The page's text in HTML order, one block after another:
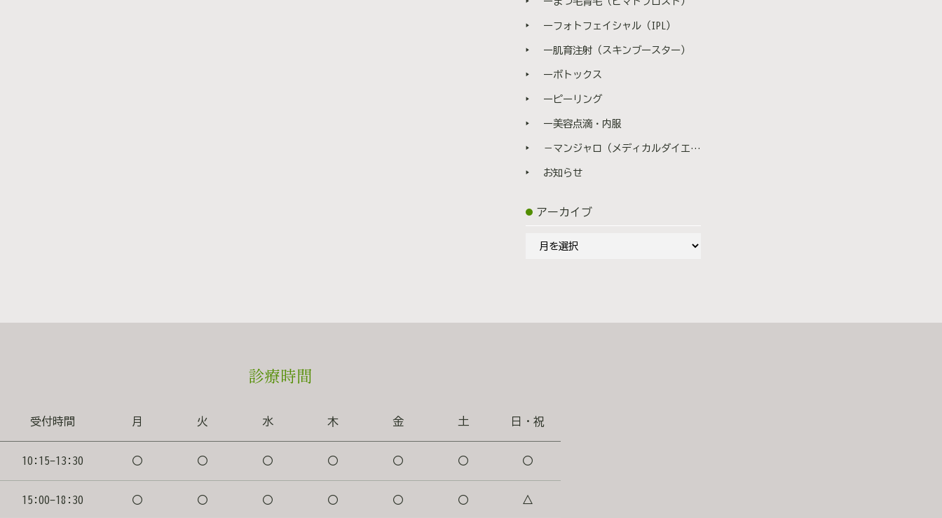
ーフォトフェイシャル（IPL）
ー肌育注射（スキンブースター）
ーボトックス
ーピーリング
ー美容点滴・内服
－マンジャロ（メディカルダイエット）
お知らせ
アーカイブ
ブ
診療時間
受付時間 月 火 水 木 金 土 日・祝
10:15-13:30 〇 〇 〇 〇 〇 〇 〇
15:00-18:30 〇 〇 〇 〇 〇 〇 △